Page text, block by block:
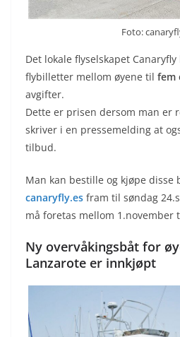
Foto:
Det lokale flyselskapet
flybilletter mellom øyene til fem
avgifter.
Dette er prisen dersom man er
skriver i en pressemelding at
tilbud.
Man kan bestille og kjøpe
canaryfly.es fram til søndag
må foretas mellom 1.november
Ny overvåkingsbåt for
Lanzarote er innkjøpt